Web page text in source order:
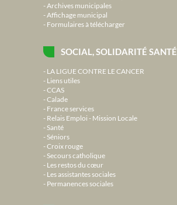
Archives municipales
Affichage municipal
Formulaires à télécharger
SOCIAL, SOLIDARITÉ SANTÉ
LA LIGUE CONTRE LE CANCER
Liens utiles
CCAS
Calade
France services
Relais Emploi - Mission Locale
Santé
Séniors
Croix rouge
Secours catholique
Les restos du cœur
Les assistantes sociales
Permanences sociales